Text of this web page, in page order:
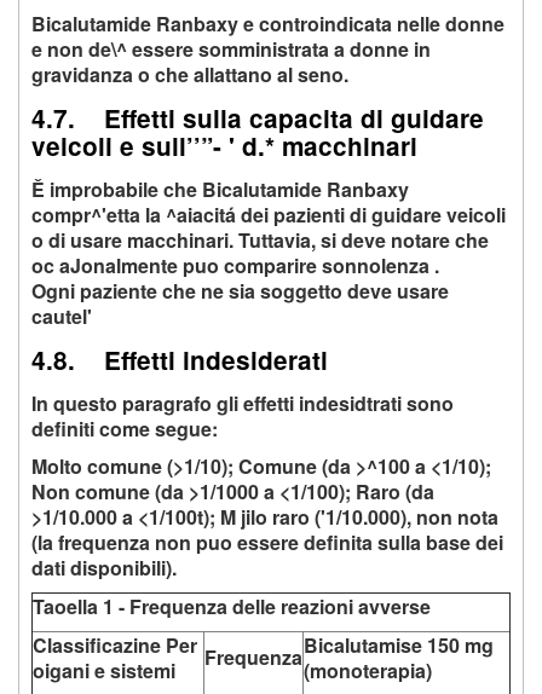
Bicalutamide Ranbaxy e controindicata nelle donne
e non de\^ essere somministrata a donne in
gravidanza o che allattano al seno.
4.7. Effetti sulla capacita di guidare
veicoli e sull’’”- ' d.* macchinari
Ě improbabile che Bicalutamide Ranbaxy
compr^'etta la ^aiacitá dei pazienti di guidare veicoli
o di usare macchinari. Tuttavia, si deve notare che
oc aJonalmente puo comparire sonnolenza .
Ogni paziente che ne sia soggetto deve usare
cautel'
4.8. Effetti indesiderati
In questo paragrafo gli effetti indesidtrati sono
definiti come segue:
Molto comune (>1/10); Comune (da >^100 a <1/10);
Non comune (da >1/1000 a <1/100); Raro (da
>1/10.000 a <1/100t); M jilo raro ('1/10.000), non nota
(la frequenza non puo essere definita sulla base dei
dati disponibili).
Taoella 1 - Frequenza delle reazioni avverse
Classificazine Per
oigani e sistemi
FrequenzaBicalutamise 150 mg
(monoterapia)